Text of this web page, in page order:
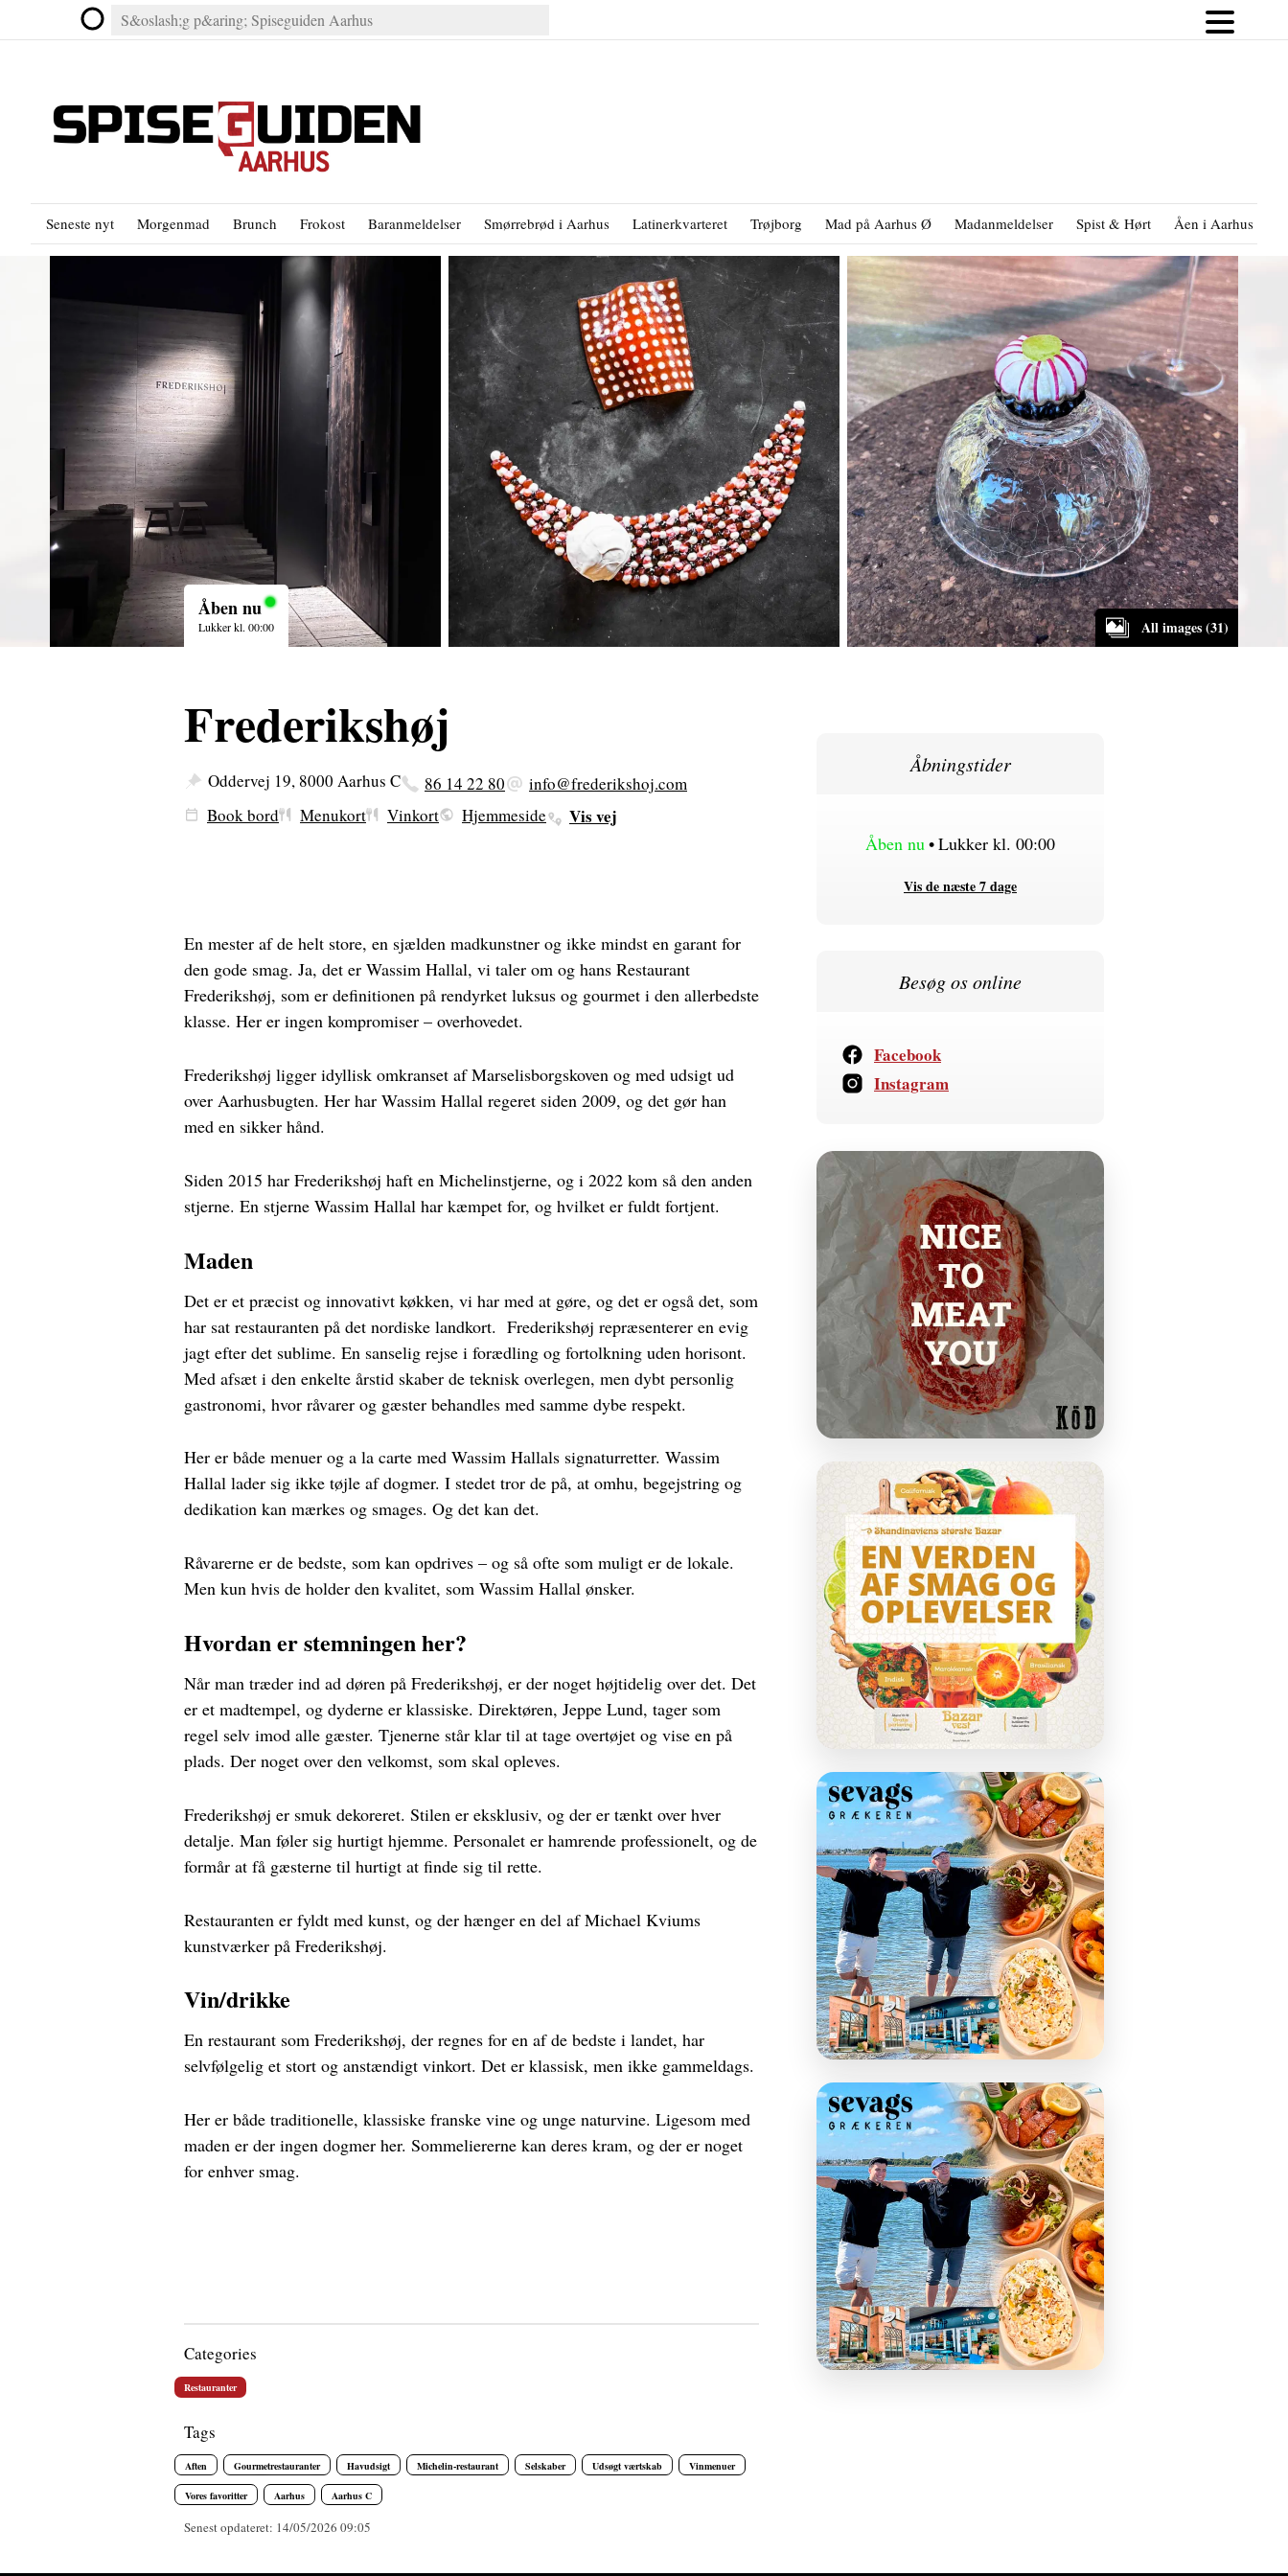
Seneste nyt Morgenmad Brunch Frokost Baranmeldelser Smørrebrød i Aarhus Latinerkvarteret Trøjborg Mad på Aarhus Ø Madanmeldelser Spist & Hørt Åen i Aarhus
All images (31)
Åben nu
Lukker kl. 00:00
Frederikshøj
Oddervej 19, 8000 Aarhus C 86 14 22 80
info@frederikshoj.com
Book bord
Menukort Vinkort Hjemmeside Vis vej
En mester af de helt store, en sjælden madkunstner og ikke mindst en garant for
den gode smag. Ja, det er Wassim Hallal, vi taler om og hans Restaurant
Frederikshøj, som er definitionen på rendyrket luksus og gourmet i den allerbedste
klasse. Her er ingen kompromiser – overhovedet.
Frederikshøj ligger idyllisk omkranset af Marselisborgskoven og med udsigt ud
over Aarhusbugten. Her har Wassim Hallal regeret siden 2009, og det gør han
med en sikker hånd.
Siden 2015 har Frederikshøj haft en Michelinstjerne, og i 2022 kom så den anden
stjerne. En stjerne Wassim Hallal har kæmpet for, og hvilket er fuldt fortjent.
Maden
Det er et præcist og innovativt køkken, vi har med at gøre, og det er også det, som
har sat restauranten på det nordiske landkort. Frederikshøj repræsenterer en evig
jagt efter det sublime. En sanselig rejse i forædling og fortolkning uden horisont.
Med afsæt i den enkelte årstid skaber de teknisk overlegen, men dybt personlig
gastronomi, hvor råvarer og gæster behandles med samme dybe respekt.
Her er både menuer og a la carte med Wassim Hallals signaturretter. Wassim
Hallal lader sig ikke tøjle af dogmer. I stedet tror de på, at omhu, begejstring og
dedikation kan mærkes og smages. Og det kan det.
Råvarerne er de bedste, som kan opdrives – og så ofte som muligt er de lokale.
Men kun hvis de holder den kvalitet, som Wassim Hallal ønsker.
Hvordan er stemningen her?
Når man træder ind ad døren på Frederikshøj, er der noget højtidelig over det. Det
er et madtempel, og dyderne er klassiske. Direktøren, Jeppe Lund, tager som
regel selv imod alle gæster. Tjenerne står klar til at tage overtøjet og vise en på
plads. Der noget over den velkomst, som skal opleves.
Frederikshøj er smuk dekoreret. Stilen er eksklusiv, og der er tænkt over hver
detalje. Man føler sig hurtigt hjemme. Personalet er hamrende professionelt, og de
formår at få gæsterne til hurtigt at finde sig til rette.
Restauranten er fyldt med kunst, og der hænger en del af Michael Kviums
kunstværker på Frederikshøj.
Vin/drikke
En restaurant som Frederikshøj, der regnes for en af de bedste i landet, har
selvfølgelig et stort og anstændigt vinkort. Det er klassisk, men ikke gammeldags.
Her er både traditionelle, klassiske franske vine og unge naturvine. Ligesom med
maden er der ingen dogmer her. Sommeliererne kan deres kram, og der er noget
for enhver smag.
Categories
Restauranter
Tags
Aften Gourmetrestauranter Havudsigt Michelin-restaurant Selskaber Udsøgt værtskab Vinmenuer
Vores favoritter Aarhus Aarhus C
Senest opdateret: 14/05/2026 09:05
Åbningstider
Åben nu•Lukker kl. 00:00
Vis de næste 7 dage
Besøg os online
Facebook
Instagram